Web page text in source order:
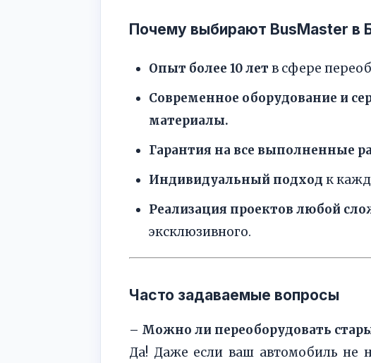
Почему выбирают BusMaster в
Опыт более 10 лет в сфере
Современное оборудование и
материалы.
Гарантия на все выполненные
Индивидуальный подход к
Реализация проектов любой
эксклюзивного.
Часто задаваемые вопросы
– Можно ли переоборудовать
Да! Даже если ваш автомобиль не